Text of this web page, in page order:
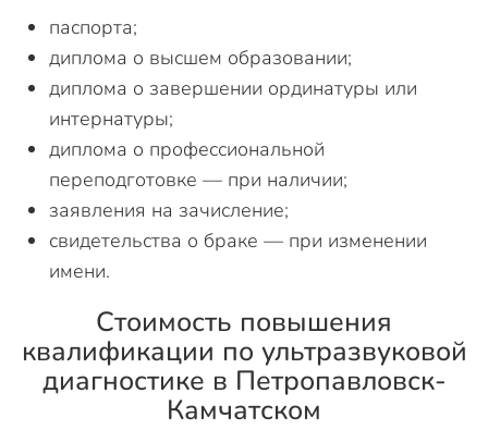
паспорта;
диплома о высшем образовании;
диплома о завершении ординатуры или
интернатуры;
диплома о профессиональной
переподготовке — при наличии;
заявления на зачисление;
свидетельства о браке — при изменении
имени.
Стоимость повышения
квалификации по ультразвуковой
диагностике в Петропавловск-
Камчатском